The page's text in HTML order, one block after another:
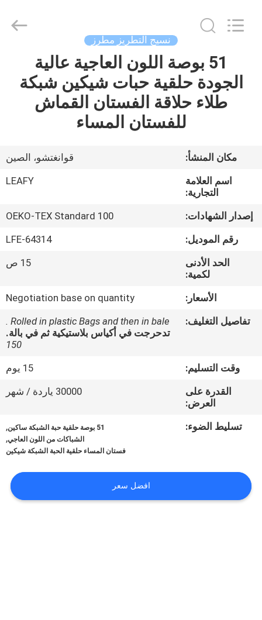
المنتجات
في
المعمل
ضبط
الجودة
اتصل
أخبار
طلب
خريطة
الموقع
نسيج التطريز مطرز
51 بوصة اللون العاجية عالية
الجودة حلقية حبات شيكين شبكة
طلاء حلاقة الفستان القماش
للفستان المساء
مكان المنشأ:
قوانغتشو، الصين
اسم العلامة
التجارية:
LEAFY
إصدار الشهادات:
OEKO-TEX Standard 100
رقم الموديل:
LFE-64314
الحد الأدنى
لكمية:
15 ص
الأسعار:
Negotiation base on quantity
تفاصيل التغليف:
Rolled in plastic Bags and then in bale .
تدحرجت في أكياس بلاستيكية ثم في بالة.
150
وقت التسليم:
15 يوم
القدرة على
العرض:
30000 ياردة / شهر
تسليط الضوء: 51 بوصة حلقية حبة الشبكة ساكين ,
الشباكات من اللون العاجي,
فستان المساء حلقية الحبة الشبكة شيكين
افضل سعر